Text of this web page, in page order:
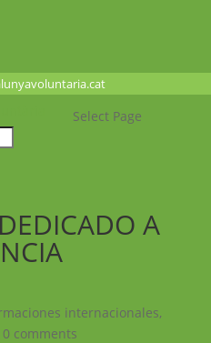
Select Page
A
internacionales,
0 comments